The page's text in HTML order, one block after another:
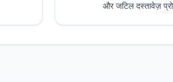
और जटिल दस्तावेज़